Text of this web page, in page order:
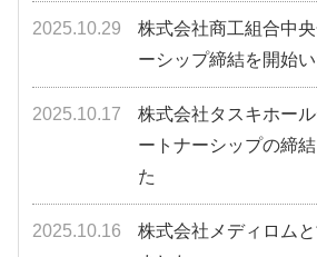
2025.10.29
株式会社商工組合中
ーシップ締結を開始
2025.10.17
株式会社タスキホー
ートナーシップの締
た
2025.10.16
株式会社メディロム